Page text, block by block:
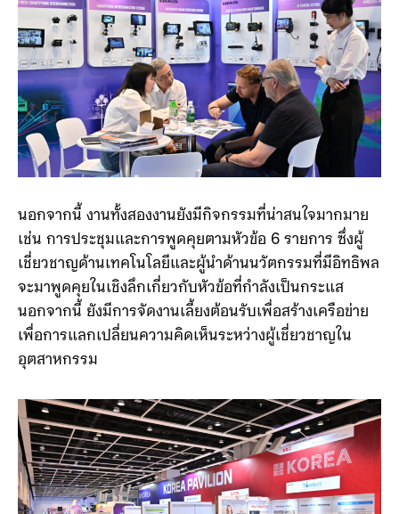
นอกจากนี้ งานทั้งสองงานยังมีกิจกรรมที่น่าสนใจมากมาย
เช่น การประชุมและการพูดคุยตามหัวข้อ 6 รายการ ซึ่งผู้
เชี่ยวชาญด้านเทคโนโลยีและผู้นำด้านนวัตกรรมที่มีอิทธิพล
จะมาพูดคุยในเชิงลึกเกี่ยวกับหัวข้อที่กำลังเป็นกระแส
นอกจากนี้ ยังมีการจัดงานเลี้ยงต้อนรับเพื่อสร้างเครือข่าย
เพื่อการแลกเปลี่ยนความคิดเห็นระหว่างผู้เชี่ยวชาญใน
อุตสาหกรรม